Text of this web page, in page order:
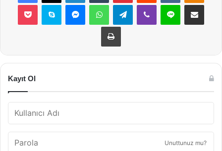
Pocket Skype MessengerWhatsAppTelegramViber Line E-Posta ile
Yazdır
Kayıt Ol
Unuttunuz mu?